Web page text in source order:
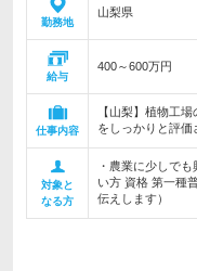
勤務地
山梨県
給与
400～600万円
仕事内容
【山梨】植物工
をしっかりと評価
対象と
なる方
・農業に少しで
い方 資格 第一種
伝えします）